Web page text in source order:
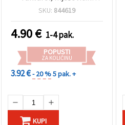
veličina
SKU: 844619
4.90€ 1-4 pak.
POPUSTI
ZA KOLIČINU
3.92 €- 20 %5 pak. +
KUPI